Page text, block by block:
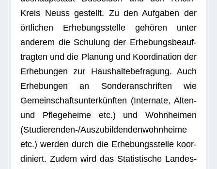
Kreis Neuss gestellt. Zu den Auf­ga­ben der
ört­li­chen Erhe­bungs­stelle gehö­ren unter
ande­rem die Schu­lung der Erhe­bungs­be­auf­
trag­ten und die Pla­nung und Koor­di­na­tion der
Erhe­bun­gen zur Haus­hal­te­be­fra­gung. Auch
Erhe­bun­gen an Son­der­an­schrif­ten wie
Gemein­schafts­un­ter­künf­ten (Inter­nate, Alten-
und Pfle­ge­heime etc.) und Wohn­hei­men
(Stu­die­ren­den-/Aus­zu­bil­den­den­wohn­heime
etc.) wer­den durch die Erhe­bungs­stelle koor­
di­niert. Zudem wird das Sta­tis­ti­sche Lan­des­